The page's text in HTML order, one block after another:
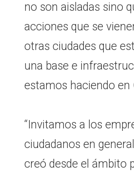
no son aisladas sino
acciones que se
otras ciudades que
una base e
estamos haciendo en
“Invitamos a los
ciudadanos en
creó desde el ámbito